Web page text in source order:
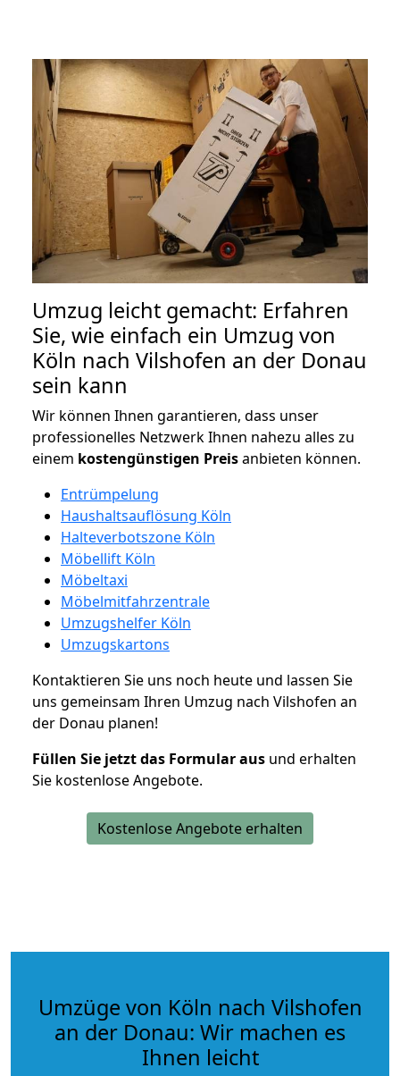
Umzug leicht gemacht: Erfahren
Sie, wie einfach ein Umzug von
Köln nach Vilshofen an der Donau
sein kann
Wir können Ihnen garantieren, dass unser
professionelles Netzwerk Ihnen nahezu alles zu
einem kostengünstigen Preisanbieten können.
Entrümpelung
Haushaltsauflösung Köln
Halteverbotszone Köln
Möbellift Köln
Möbeltaxi
Möbelmitfahrzentrale
Umzugshelfer Köln
Umzugskartons
Kontaktieren Sie uns noch heute und lassen Sie
uns gemeinsam Ihren Umzug nach Vilshofen an
der Donau planen!
Füllen Sie jetzt das Formular aus und erhalten
Sie kostenlose Angebote.
Kostenlose Angebote erhalten
Umzüge von Köln nach Vilshofen
an der Donau: Wir machen es
Ihnen leicht